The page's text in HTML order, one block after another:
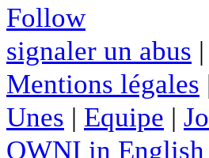
Follow
signaler un abus |
Mentions légales
Unes | Equipe |
OWNI in English